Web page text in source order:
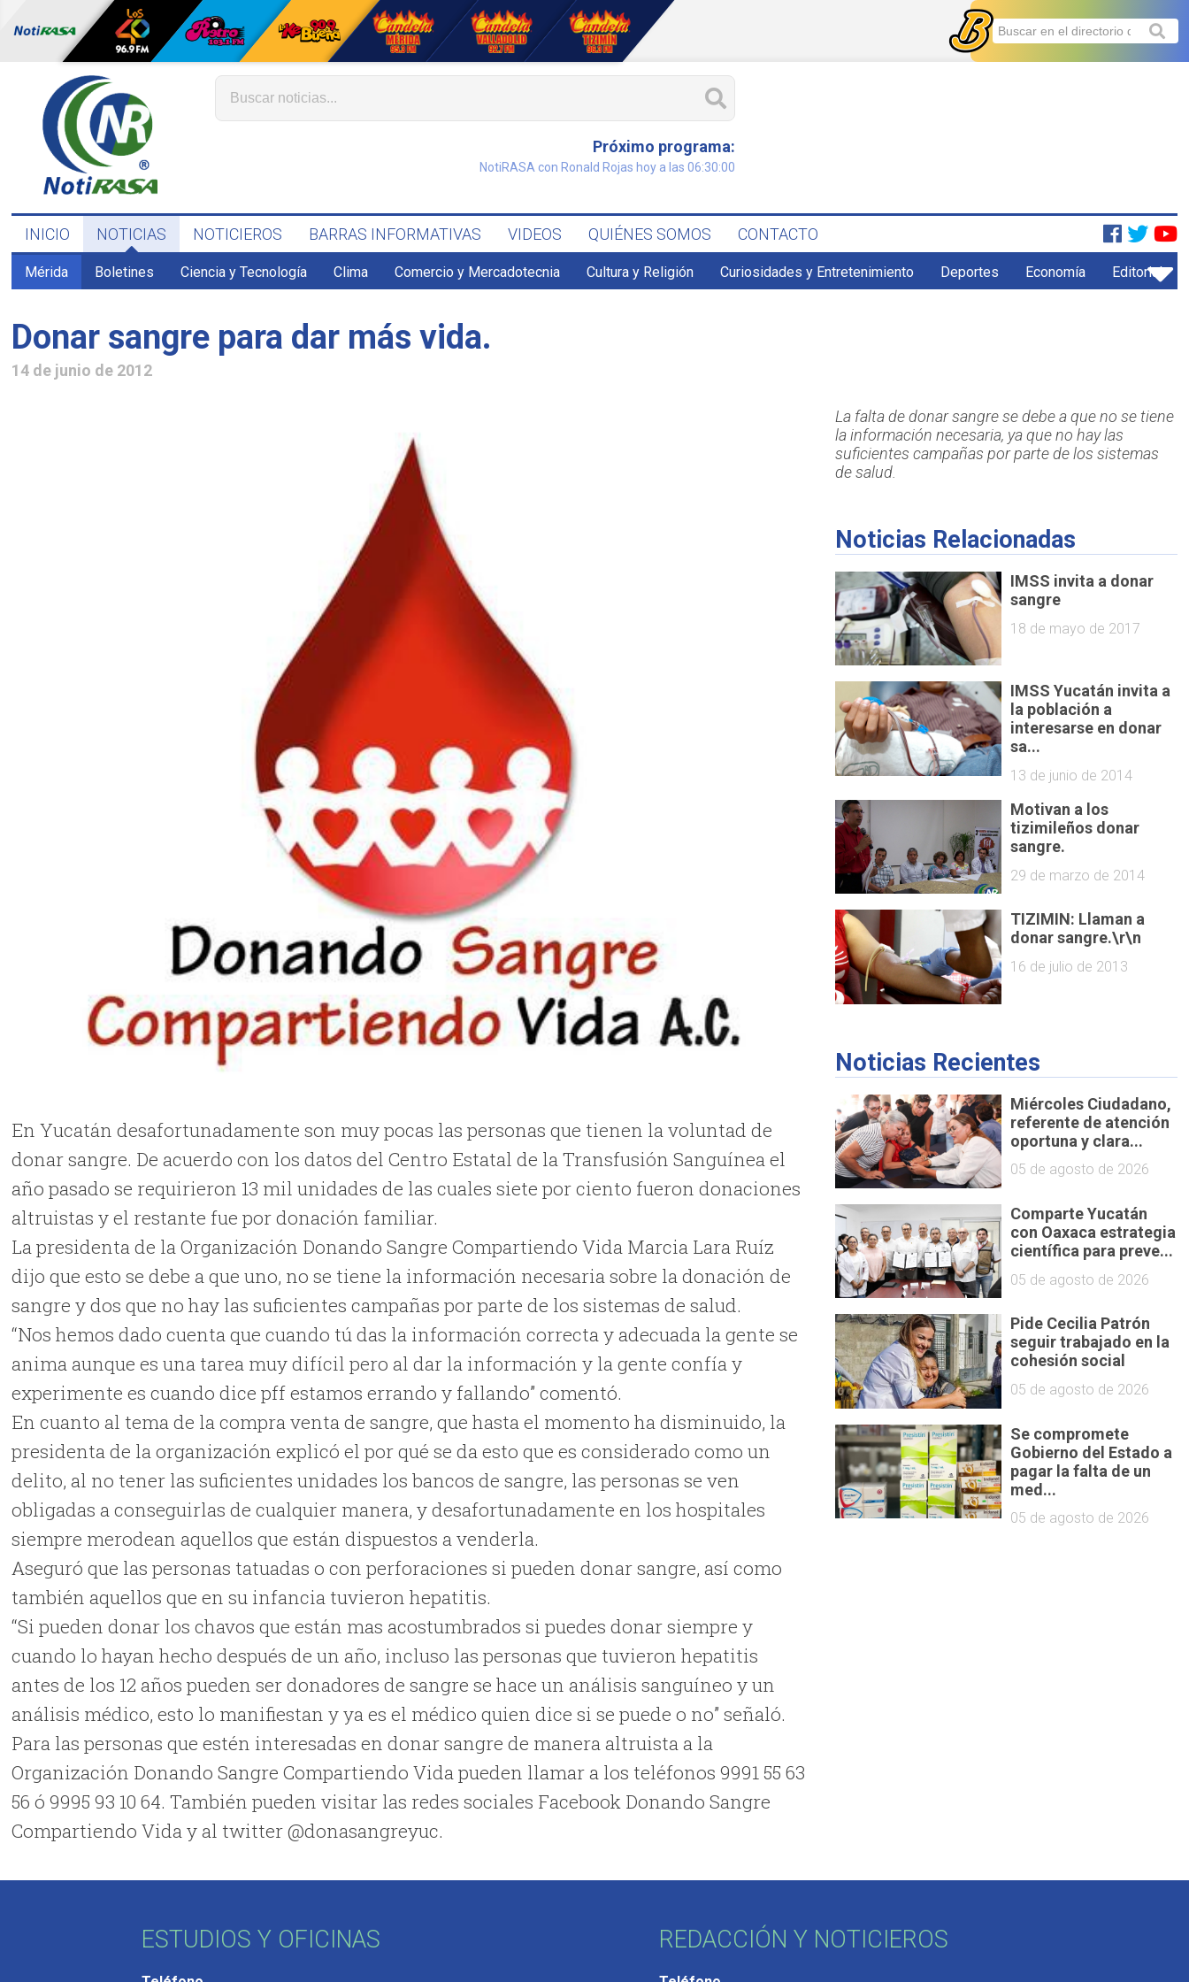
Próximo programa:
NotiRASA con Ronald Rojas hoy a las 06:30:00
INICIO NOTICIAS NOTICIEROS BARRAS INFORMATIVAS VIDEOS QUIÉNES SOMOS CONTACTO
Mérida Boletines Ciencia y Tecnología Clima Comercio y Mercadotecnia Cultura y Religión Curiosidades y Entretenimiento Deportes Economía Editorial
Donar sangre para dar más vida.
14 de junio de 2012
En Yucatán desafortunadamente son muy pocas las personas que tienen la voluntad de
donar sangre. De acuerdo con los datos del Centro Estatal de la Transfusión Sanguínea el
año pasado se requirieron 13 mil unidades de las cuales siete por ciento fueron donaciones
altruistas y el restante fue por donación familiar.
La presidenta de la Organización Donando Sangre Compartiendo Vida Marcia Lara Ruíz
dijo que esto se debe a que uno, no se tiene la información necesaria sobre la donación de
sangre y dos que no hay las suficientes campañas por parte de los sistemas de salud.
“Nos hemos dado cuenta que cuando tú das la información correcta y adecuada la gente se
anima aunque es una tarea muy difícil pero al dar la información y la gente confía y
experimente es cuando dice pff estamos errando y fallando” comentó.
En cuanto al tema de la compra venta de sangre, que hasta el momento ha disminuido, la
presidenta de la organización explicó el por qué se da esto que es considerado como un
delito, al no tener las suficientes unidades los bancos de sangre, las personas se ven
obligadas a conseguirlas de cualquier manera, y desafortunadamente en los hospitales
siempre merodean aquellos que están dispuestos a venderla.
Aseguró que las personas tatuadas o con perforaciones si pueden donar sangre, así como
también aquellos que en su infancia tuvieron hepatitis.
“Si pueden donar los chavos que están mas acostumbrados si puedes donar siempre y
cuando lo hayan hecho después de un año, incluso las personas que tuvieron hepatitis
antes de los 12 años pueden ser donadores de sangre se hace un análisis sanguíneo y un
análisis médico, esto lo manifiestan y ya es el médico quien dice si se puede o no” señaló.
Para las personas que estén interesadas en donar sangre de manera altruista a la
Organización Donando Sangre Compartiendo Vida pueden llamar a los teléfonos 9991 55 63
56 ó 9995 93 10 64. También pueden visitar las redes sociales Facebook Donando Sangre
Compartiendo Vida y al twitter @donasangreyuc.
La falta de donar sangre se debe a que no se tiene
la información necesaria, ya que no hay las
suficientes campañas por parte de los sistemas
de salud.
Noticias Relacionadas
IMSS invita a donar
sangre
18 de mayo de 2017
IMSS Yucatán invita a
la población a
interesarse en donar
sa...
13 de junio de 2014
Motivan a los
tizimileños donar
sangre.
29 de marzo de 2014
TIZIMIN: Llaman a
donar sangre.\r\n
16 de julio de 2013
Noticias Recientes
Miércoles Ciudadano,
referente de atención
oportuna y clara...
05 de agosto de 2026
Comparte Yucatán
con Oaxaca estrategia
científica para preve...
05 de agosto de 2026
Pide Cecilia Patrón
seguir trabajado en la
cohesión social
05 de agosto de 2026
Se compromete
Gobierno del Estado a
pagar la falta de un
med...
05 de agosto de 2026
ESTUDIOS Y OFICINAS REDACCIÓN Y NOTICIEROS